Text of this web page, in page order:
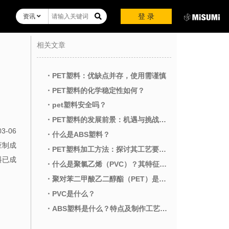
登 录
资讯
06
制成
已成
相关文章
・PET塑料：优缺点并存，使用需谨慎
・PET塑料的化学稳定性如何？
・pet塑料安全吗？
・PET塑料的发展前景：机遇与挑战并存
・什么是ABS塑料？
・PET塑料加工方法：探讨其工艺要点及影响因素
・什么是聚氯乙烯（PVC）？其特征、用途以及与类似材料的区别
・聚对苯二甲酸乙二醇酯（PET）是什么？介绍其特征、用途、以及与类似材料之间的差异
・PVC是什么？
・ABS塑料是什么？特点及制作工艺解析